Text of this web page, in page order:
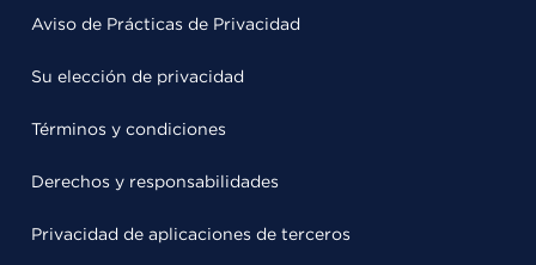
Aviso de Prácticas de Privacidad
Su elección de privacidad
Términos y condiciones
Derechos y responsabilidades
Privacidad de aplicaciones de terceros